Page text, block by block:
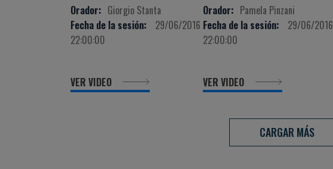
Heterogeneity: The Way
to Personalised Medicine
Orador: Giorgio Stanta
Fecha de la sesión:
29/06/2016
22:00:00
VER VIDEO
Heterogeneity: The Way
to Personalised Medicine
Orador: Pamela Pinzani
Fecha de la sesión:
29/06/2016
22:00:00
VER VIDEO
CARGAR MÁS